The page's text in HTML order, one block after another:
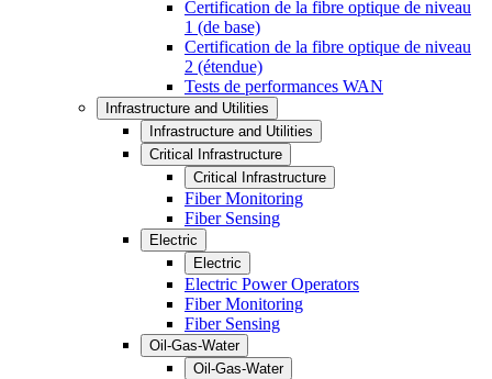
Certification de la fibre optique de niveau
1 (de base)
Certification de la fibre optique de niveau
2 (étendue)
Tests de performances WAN
Infrastructure and Utilities
Infrastructure and Utilities
Critical Infrastructure
Critical Infrastructure
Fiber Monitoring
Fiber Sensing
Electric
Electric
Electric Power Operators
Fiber Monitoring
Fiber Sensing
Oil-Gas-Water
Oil-Gas-Water